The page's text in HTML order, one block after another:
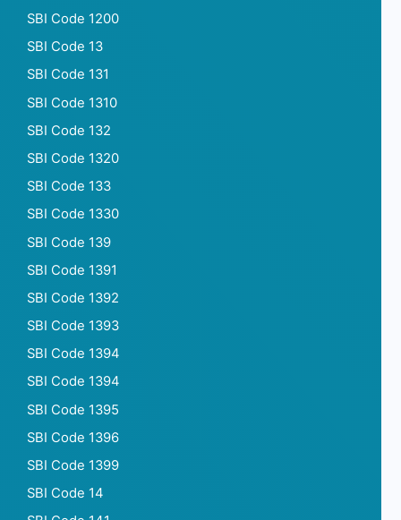
SBI Code 1200
SBI Code 13
SBI Code 131
SBI Code 1310
SBI Code 132
SBI Code 1320
SBI Code 133
SBI Code 1330
SBI Code 139
SBI Code 1391
SBI Code 1392
SBI Code 1393
SBI Code 1394
SBI Code 1394
SBI Code 1395
SBI Code 1396
SBI Code 1399
SBI Code 14